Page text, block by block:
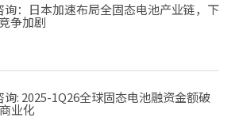
：日本加速布局全固态电池产业链，下
争加剧
: 2025-1Q26全球固态电池融资金额破
业化